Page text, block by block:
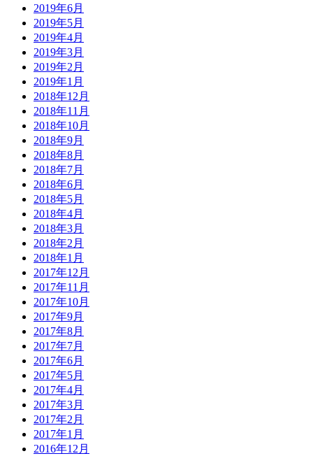
2019年6月
2019年5月
2019年4月
2019年3月
2019年2月
2019年1月
2018年12月
2018年11月
2018年10月
2018年9月
2018年8月
2018年7月
2018年6月
2018年5月
2018年4月
2018年3月
2018年2月
2018年1月
2017年12月
2017年11月
2017年10月
2017年9月
2017年8月
2017年7月
2017年6月
2017年5月
2017年4月
2017年3月
2017年2月
2017年1月
2016年12月